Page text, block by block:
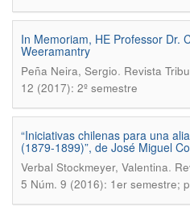
In Memoriam, HE Professor Dr.
Weeramantry
Peña Neira, Sergio. Revista
12 (2017): 2º semestre
“Iniciativas chilenas para una
(1879-1899)”, de José Miguel
Verbal Stockmeyer, Valentina.
5 Núm. 9 (2016): 1er semestre;